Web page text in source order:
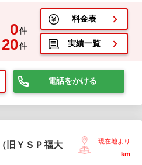
0件
20件
料金表
実績一覧
電話をかける
旧ＹＳＰ福大
現在地より
-- km